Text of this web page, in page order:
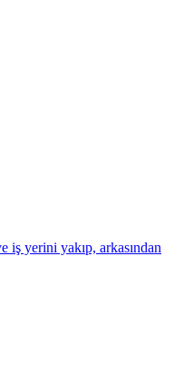
iş yerini yakıp, arkasından